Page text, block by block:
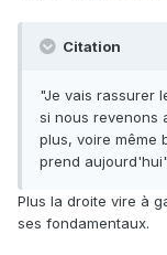
Citation
"Je vais rassurer
si nous revenons
plus, voire même
prend
Plus la droite vire à
ses fondamentaux.